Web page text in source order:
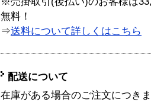
無料！
⇒送料について詳しくはこちら
配送について
在庫がある場合のご注文につき